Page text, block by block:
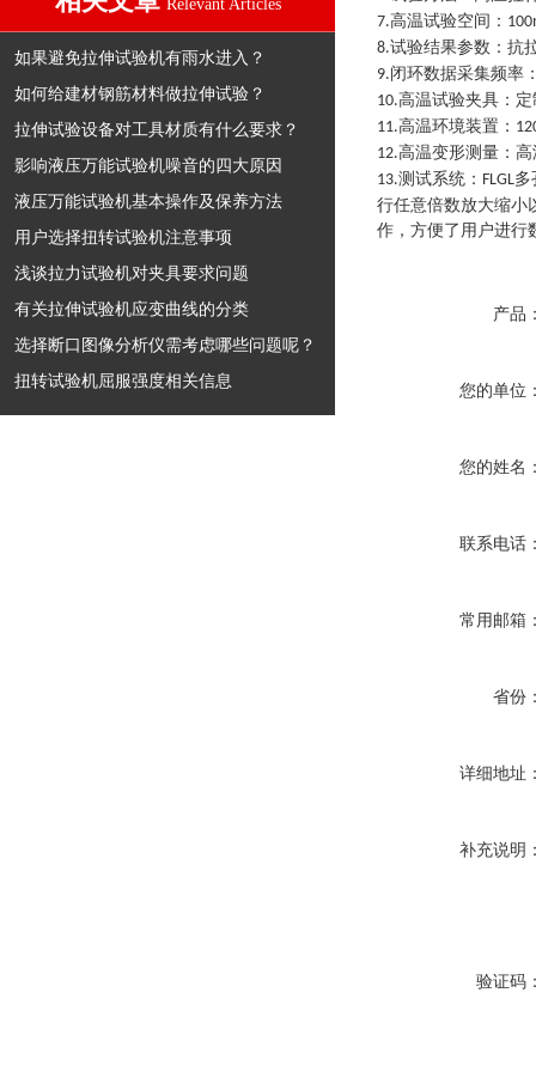
Relevant Articles
如果避免拉伸试验机有雨水进入？
如何给建材钢筋材料做拉伸试验？
拉伸试验设备对工具材质有什么要求？
影响液压万能试验机噪音的四大原因
液压万能试验机基本操作及保养方法
用户选择扭转试验机注意事项
浅谈拉力试验机对夹具要求问题
有关拉伸试验机应变曲线的分类
选择断口图像分析仪需考虑哪些问题呢？
扭转试验机屈服强度相关信息
7.高温试验空间 ：
8.试验结果参数 ： 抗
9.闭环数据采集频率
10.高温试验夹具 ：
11.高温环境装置 ：
12.高温变形测量 ：
13.测试系统 ： FLGL多
行任意倍数放大缩小
作，方便了用户进行
产品
您的单位
您的姓名
联系电话
常用邮箱
省份
详细地址
补充说明
验证码